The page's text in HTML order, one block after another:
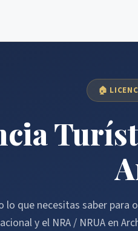
🏠
lo que necesitas saber para
y el NRA / NRUA en